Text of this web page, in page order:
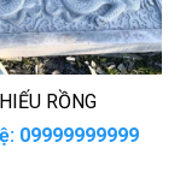
RỒNG
09999999999